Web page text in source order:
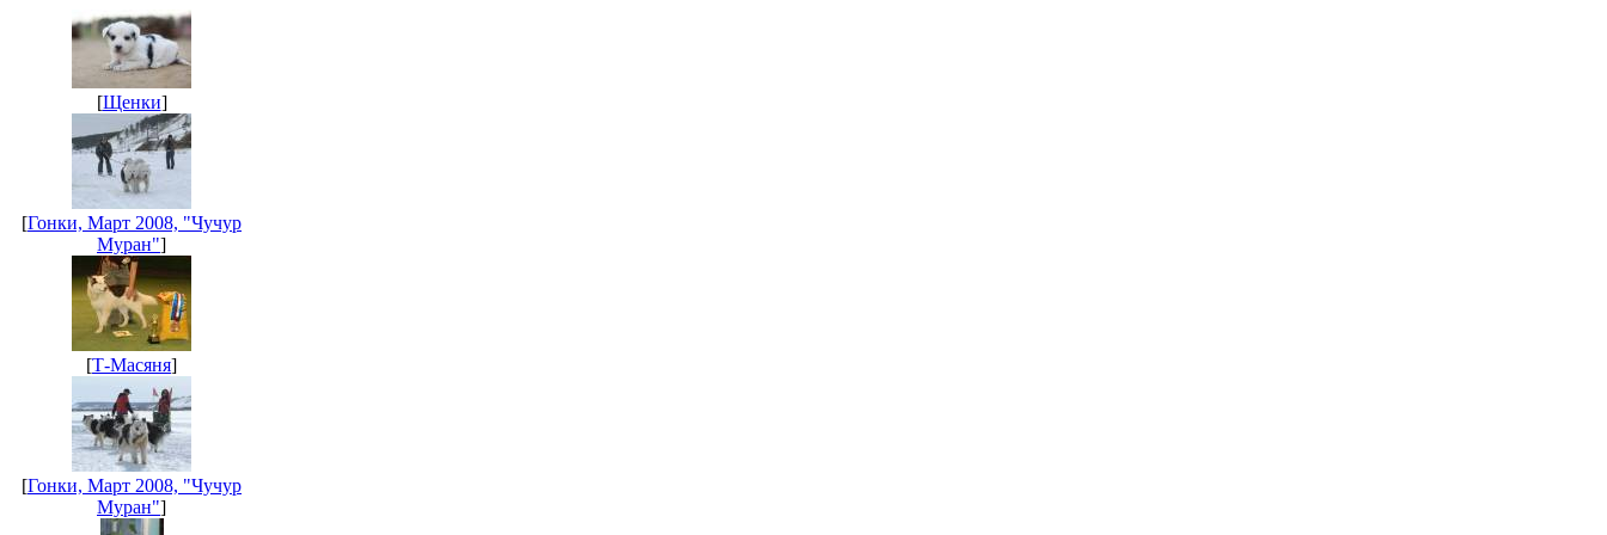
[Щенки]
[Гонки, Март 2008, "Чучур
Муран"]
[Т-Масяня]
[Гонки, Март 2008, "Чучур
Муран"]